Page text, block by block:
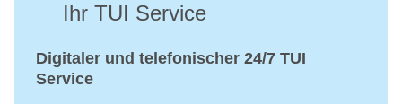
Ihr TUI Service
Digitaler und telefonischer 24/7 TUI
Service